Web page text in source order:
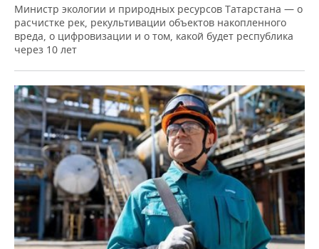
Министр экологии и природных ресурсов Татарстана — о
расчистке рек, рекультивации объектов накопленного
вреда, о цифровизации и о том, какой будет республика
через 10 лет